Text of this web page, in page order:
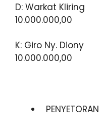
D:
10.000.000,00
K: Giro
10.000.000,00